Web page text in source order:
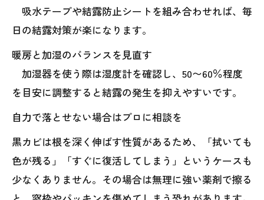
吸水テープや結露防止シートを組み合わせれば、毎
日の結露対策が楽になります。
暖房と加湿のバランスを見直す
加湿器を使う際は湿度計を確認し、50〜60％程度
を目安に調整すると結露の発生を抑えやすいです。
自力で落とせない場合はプロに相談を
黒カビは根を深く伸ばす性質があるため、「拭いても
色が残る」「すぐに復活してしまう」というケースも
少なくありません。その場合は無理に強い薬剤で擦る